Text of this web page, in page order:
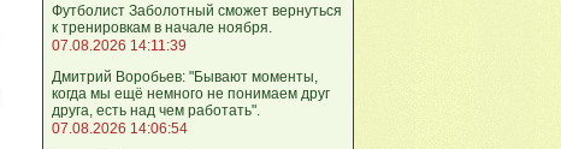
Футболист Заболотный сможет вернуться
к тренировкам в начале ноября.
07.08.2026 14:11:39
Дмитрий Воробьев: "Бывают моменты,
когда мы ещё немного не понимаем друг
друга, есть над чем работать".
07.08.2026 14:06:54